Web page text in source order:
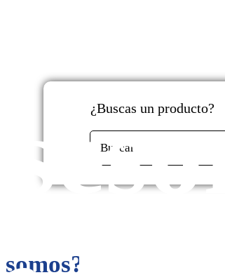
¿Buscas un producto?
Buscar